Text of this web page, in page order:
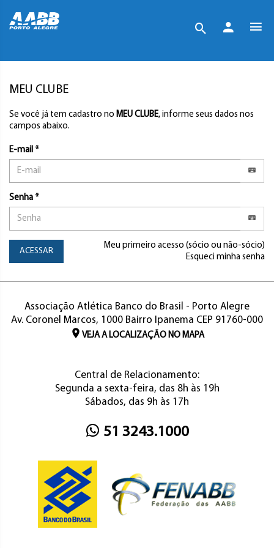
MEU CLUBE
Se você já tem cadastro no MEU CLUBE, informe seus dados nos
campos abaixo.
E-mail *
Senha *
ACESSAR
Meu primeiro acesso (sócio ou não-sócio)
Esqueci minha senha
Associação Atlética Banco do Brasil - Porto Alegre
Av. Coronel Marcos, 1000 Bairro Ipanema CEP 91760-000
VEJA A LOCALIZAÇÃO NO MAPA
Central de Relacionamento:
Segunda a sexta-feira, das 8h às 19h
Sábados, das 9h às 17h
51 3243.1000